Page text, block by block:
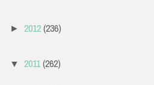
► 2012(236)
▼ 2011(262)